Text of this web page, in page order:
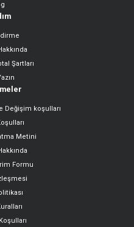
Şartları
Değişim koşulları
Metini
Formu